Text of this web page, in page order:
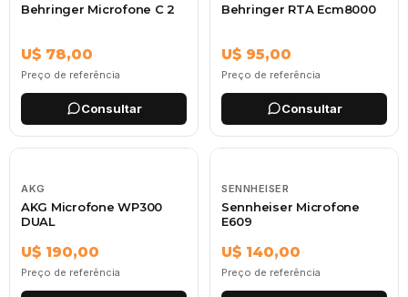
Behringer Microfone C 2
U$ 78,00
Preço de referência
Consultar
Behringer RTA Ecm8000
U$ 95,00
Preço de referência
Consultar
AKG
AKG Microfone WP300
DUAL
U$ 190,00
Preço de referência
SENNHEISER
Sennheiser Microfone
E609
U$ 140,00
Preço de referência